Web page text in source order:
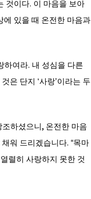
것이다. 이 마음을 보아
에 있을 때 온전한 마음과
하여라. 내 성심을 다른
은 단지 ‘사랑’이라는 두
조하셨으니, 온전한 마음
워 드리겠습니다. “목마
렬히 사랑하지 못한 것